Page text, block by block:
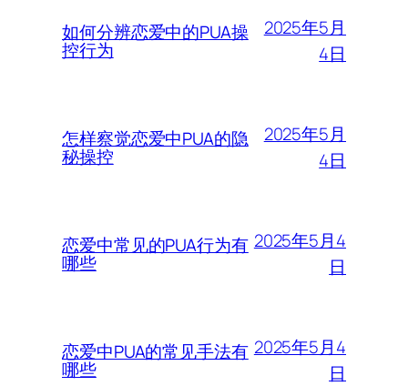
如何分辨恋爱中的PUA操
控行为
2025年5月
4日
怎样察觉恋爱中PUA的隐
秘操控
2025年5月
4日
恋爱中常见的PUA行为有
哪些
2025年5月4
日
恋爱中PUA的常见手法有
哪些
2025年5月4
日